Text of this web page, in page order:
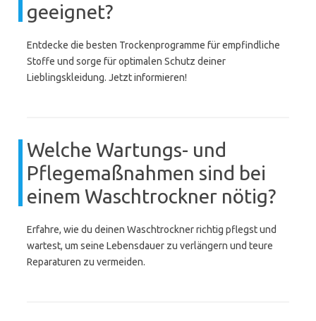
geeignet?
Entdecke die besten Trockenprogramme für empfindliche
Stoffe und sorge für optimalen Schutz deiner
Lieblingskleidung. Jetzt informieren!
Welche Wartungs- und
Pflegemaßnahmen sind bei
einem Waschtrockner nötig?
Erfahre, wie du deinen Waschtrockner richtig pflegst und
wartest, um seine Lebensdauer zu verlängern und teure
Reparaturen zu vermeiden.